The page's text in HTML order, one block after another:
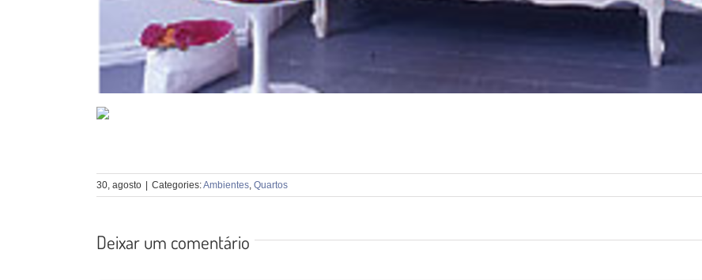
30, agosto Categories:Ambientes, Quartos
Deixar um comentário